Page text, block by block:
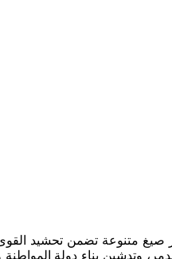
صيغ متنوعة تضمن تحشيد
بناء دولة المواطنة